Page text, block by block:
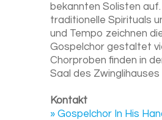
bekannten Solisten
traditionelle Spirituals
und Tempo zeichnen
Gospelchor gestaltet
Chorproben finden in
Saal des
Kontakt
» Gospelchor In His